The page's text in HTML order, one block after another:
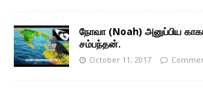
நோவா (Noah) அனுப்பிய
சம்பந்தன்.
October 11, 2017